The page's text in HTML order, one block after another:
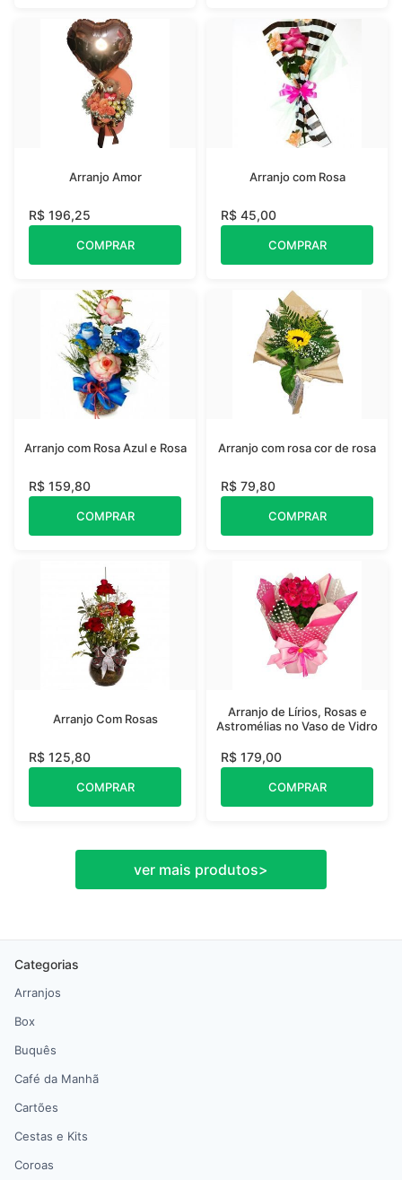
Arranjo Amor
R$ 196,25
COMPRAR
Arranjo com Rosa
R$ 45,00
COMPRAR
Arranjo com Rosa Azul e Rosa
R$ 159,80
COMPRAR
Arranjo com rosa cor de rosa
R$ 79,80
COMPRAR
Arranjo Com Rosas
R$ 125,80
COMPRAR
Arranjo de Lírios, Rosas e
Astromélias no Vaso de Vidro
R$ 179,00
COMPRAR
ver mais produtos>
Categorias
Arranjos
Box
Buquês
Café da Manhã
Cartões
Cestas e Kits
Coroas